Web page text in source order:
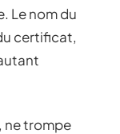
Le nom du
certificat,
ne trompe